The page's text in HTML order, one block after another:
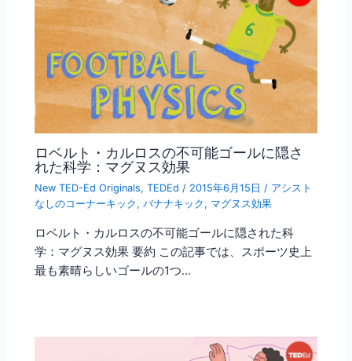
ロベルト・カルロスの不可能ゴールに隠さ
れた科学：マグヌス効果
New TED-Ed Originals,TEDEd / 2015年6月15日/ アシスト
なしのコーナーキック ,バナナキック , マグヌス効果
ロベルト・カルロスの不可能ゴールに隠された科
学：マグヌス効果 要約 この記事では、スポーツ史上
最も素晴らしいゴールの1つ…